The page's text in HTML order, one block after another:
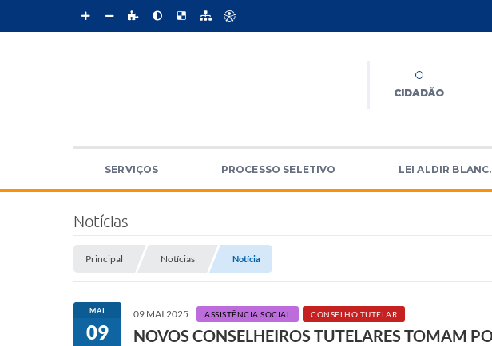
CIDADÃO
SERVIÇOS PROCESSO SELETIVO LEI ALDIR
Notícias
Principal Notícias Notícia
MAI
09
09 MAI 2025 ASSISTÊNCIA SOCIAL CONSELHO TUTELAR
NOVOS CONSELHEIROS TUTELARES TOMAM